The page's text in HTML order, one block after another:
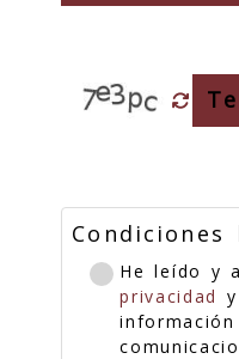
Condiciones
He leído y
privacidad